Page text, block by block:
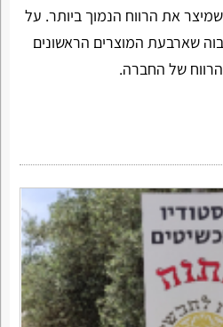
את הרווח הנמוך ביותר. על
שארבעת המוצרים הראשונים